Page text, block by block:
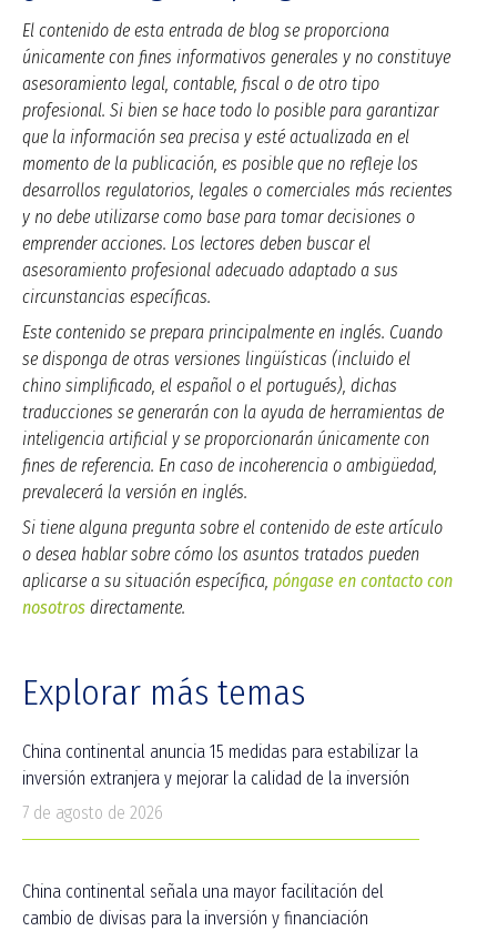
El contenido de esta entrada de blog se proporciona
únicamente con fines informativos generales y no constituye
asesoramiento legal, contable, fiscal o de otro tipo
profesional. Si bien se hace todo lo posible para garantizar
que la información sea precisa y esté actualizada en el
momento de la publicación, es posible que no refleje los
desarrollos regulatorios, legales o comerciales más recientes
y no debe utilizarse como base para tomar decisiones o
emprender acciones. Los lectores deben buscar el
asesoramiento profesional adecuado adaptado a sus
circunstancias específicas.
Este contenido se prepara principalmente en inglés. Cuando
se disponga de otras versiones lingüísticas (incluido el
chino simplificado, el español o el portugués), dichas
traducciones se generarán con la ayuda de herramientas de
inteligencia artificial y se proporcionarán únicamente con
fines de referencia. En caso de incoherencia o ambigüedad,
prevalecerá la versión en inglés.
Si tiene alguna pregunta sobre el contenido de este artículo
o desea hablar sobre cómo los asuntos tratados pueden
aplicarse a su situación específica, póngase en contacto con
nosotros directamente.
Explorar más temas
China continental anuncia 15 medidas para estabilizar la
inversión extranjera y mejorar la calidad de la inversión
7 de agosto de 2026
China continental señala una mayor facilitación del
cambio de divisas para la inversión y financiación